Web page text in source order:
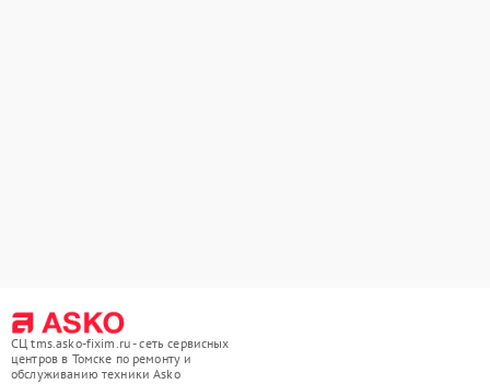
СЦ tms.asko-fixim.ru - сеть сервисных
центров в Томске по ремонту и
обслуживанию техники Asko